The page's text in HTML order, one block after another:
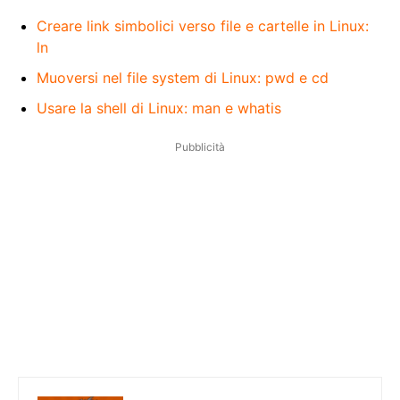
Creare link simbolici verso file e cartelle in Linux:
ln
Muoversi nel file system di Linux: pwd e cd
Usare la shell di Linux: man e whatis
Pubblicità